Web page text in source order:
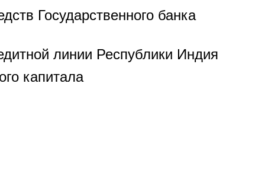
Государственного банка
линии Республики Индия
капитала